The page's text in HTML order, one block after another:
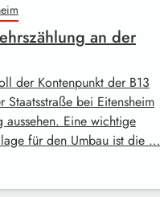
an der
der Kontenpunkt der B13
Staatsstraße bei Eitensheim
aussehen. Eine wichtige
für den Umbau ist die …